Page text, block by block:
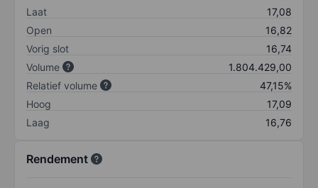
Laat
17,08
Open
16,82
Vorig slot
16,74
Volume
1.804.429,00
Relatief volume
47,15%
Hoog
17,09
Laag
16,76
Rendement